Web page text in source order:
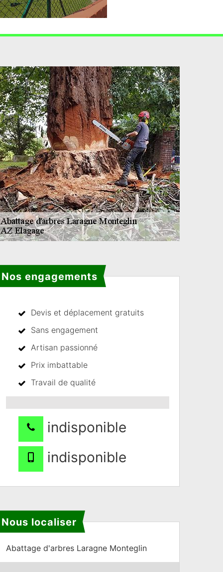
Nos engagements
Devis et déplacement gratuits
Sans engagement
Artisan passionné
Prix imbattable
Travail de qualité
indisponible
indisponible
Nous localiser
Abattage d'arbres Laragne Monteglin